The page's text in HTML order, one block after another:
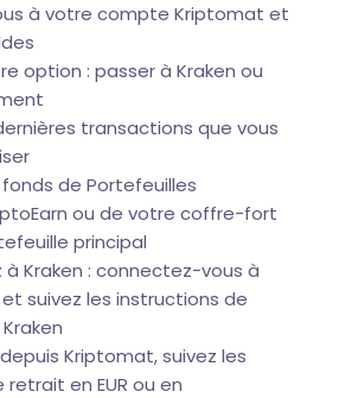
à votre compte Kriptomat et
option : passer à Kraken ou
transactions que vous
de Portefeuilles
ou de votre coffre-fort
principal
à Kraken : connectez-vous à
suivez les instructions de
Kriptomat, suivez les
en EUR ou en